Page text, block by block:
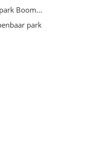
Boom...
park